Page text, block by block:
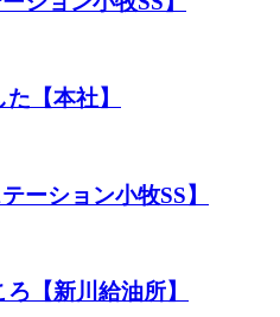
【本社】
ーション小牧SS】
【新川給油所】